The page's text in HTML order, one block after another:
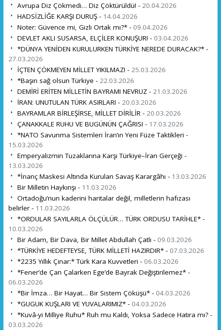
Avrupa Diz Çökmedi… Diz Çöktürüldü! - 20.04.2026
HADSİZLİĞE KARŞI DURUŞ - 14.04.2026
Noter: Güvence mi, Gizli Ortak mı?* - 09.04.2026
DEVLET AKLI SUSARSA, ELÇİLER KONUŞUR! - 03.04.2026
*DÜNYA YENİDEN KURULURKEN TÜRKİYE NEREDE DURACAK?* -
27.03.2026
İÇTEN ÇÖKMEYEN MİLLET YIKILMAZ! - 25.03.2026
*Başın sağ olsun Türkiye - 22.03.2026
DEMİRİ ERİTEN MİLLETİN BAYRAMI NEVRUZ - 21.03.2026
İRAN: UNUTULAN TÜRK ASIRLARI - 20.03.2026
BAYRAMLAR BİRLEŞİRSE, MİLLET DİRİLİR - 20.03.2026
ÇANAKKALE RUHU VE BUGÜNÜN ÇAĞRISI - 17.03.2026
*NATO Savunma Sistemleri İran’ın Yeni Füze Taktikleri -
15.03.2026
Emperyalizmin Tuzaklarına Karşı Türkiye–İran Gerçeği -
13.03.2026
*İnanç Maskesi Altında Kurulan Savaş Karargâhı - 13.03.2026
Bir Milletin Haykırışı - 11.03.2026
Ortadoğu’nun kaderini haritalar değil, milletlerin hafızası
belirler - 11.03.2026
*ORDULAR SAYILARLA ÖLÇÜLÜR… TÜRK ORDUSU TARİHLE* -
10.03.2026
Bir Adam, Bir Dava, Bir Millet Abdullah Çatlı - 09.03.2026
*TÜRKİYE HEDEFTEYSE, TÜRK MİLLETİ HAZIRDIR* - 07.03.2026
*2235 Yıllık Çınar:* Türk Kara Kuvvetleri - 06.03.2026
*Fener’de Çan Çalarken Ege’de Bayrak Değiştirilemez* -
06.03.2026
*Bir İmza… Bir Hayat… Bir Sistem Çöküşü* - 04.03.2026
*GUGUK KUŞLARI VE YUVALARIMIZ* - 04.03.2026
*Kuvâ-yi Milliye Ruhu* Ruh mu Kaldı, Yoksa Sadece Hatıra mı? -
03.03.2026